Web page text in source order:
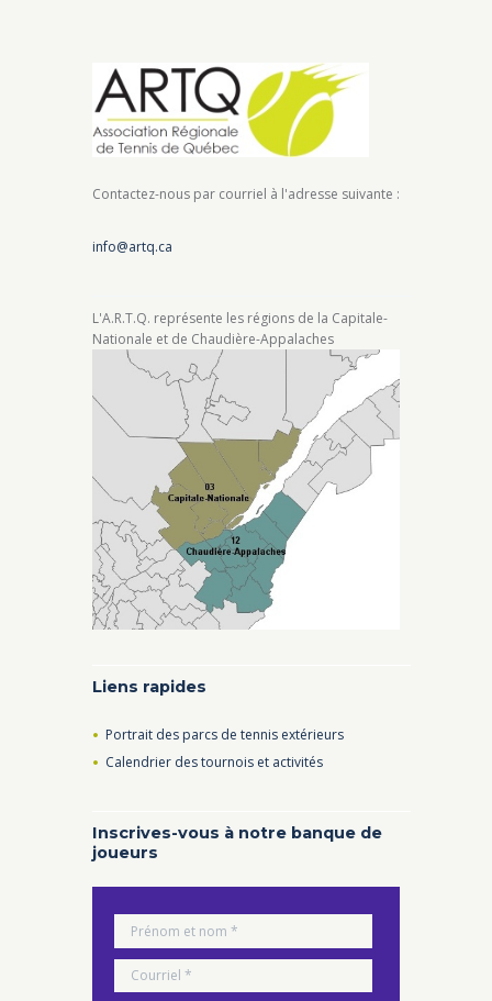
Contactez-nous par courriel à l'adresse suivante :
info@artq.ca
L'A.R.T.Q. représente les régions de la Capitale-
Nationale et de Chaudière-Appalaches
Liens rapides
Portrait des parcs de tennis extérieurs
Calendrier des tournois et activités
Inscrives-vous à notre banque de
joueurs